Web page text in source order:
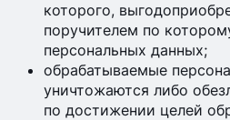
которого,
поручителем по
персональных данных;
обрабатываемые
уничтожаются либо
по достижении целей